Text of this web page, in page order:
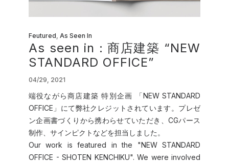
Feutured As Seen In
As seen in : 商店建築 “NEW
STANDARD OFFICE”
04/29, 2021
端役ながら商店建築 特別企画 「NEW STANDARD
OFFICE」にて弊社クレジットされています。プレゼ
ン企画書づくりから携わらせていただき、CGパース
制作、サインピクトなどを担当しました。
Our work is featured in the "NEW STANDARD
OFFICE - SHOTEN KENCHIKU". We were involved